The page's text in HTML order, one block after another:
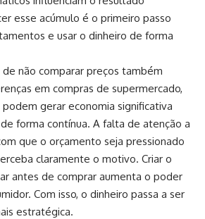
esse acúmulo é o primeiro passo
e usar o dinheiro de forma
não comparar preços também
em compras de supermercado,
gerar economia significativa
forma contínua. A falta de atenção a
que o orçamento seja pressionado
claramente o motivo. Criar o
antes de comprar aumenta o poder
Com isso, o dinheiro passa a ser
estratégica.